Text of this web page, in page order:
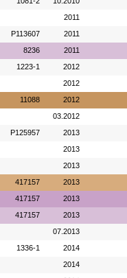
2011
P113607 2011
8236 2011
1223-1 2012
2012
11088 2012
03.2012
P125957 2013
2013
2013
417157 2013
417157 2013
417157 2013
07.2013
1336-1 2014
2014